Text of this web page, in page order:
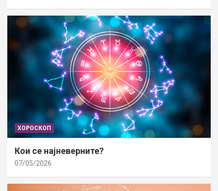
ХОРОСКОП
Кои се најневерните?
07/05/2026